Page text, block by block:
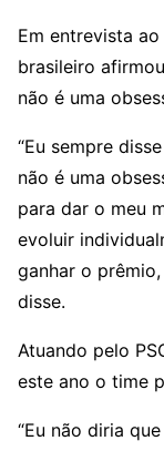
Em entrevista
brasileiro
não é uma
“Eu sempre
não é uma
para dar o meu
evoluir
ganhar o
disse.
Atuando pelo
este ano o time
“Eu não diria